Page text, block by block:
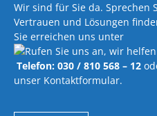
Wir sind für Sie da. Sprechen
Vertrauen und Lösungen
Sie erreichen uns unter
Telefon: 030 / 810 568 – 12
unser Kontaktformular.